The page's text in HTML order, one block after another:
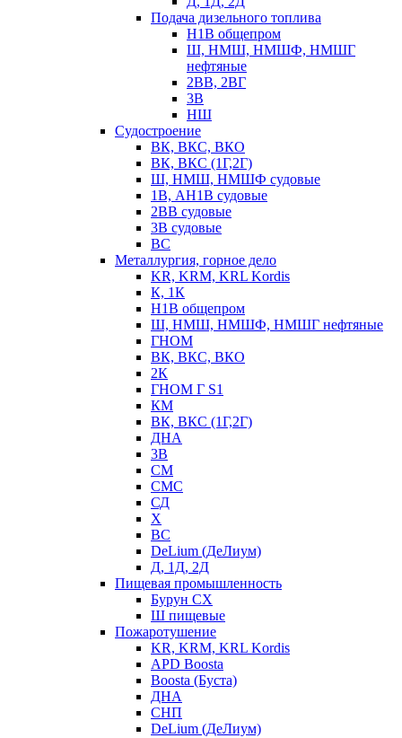
Подача дизельного топлива
Н1В общепром
Ш, НМШ, НМШФ, НМШГ
нефтяные
2ВВ, 2ВГ
3В
НШ
Судостроение
ВК, ВКС, ВКО
ВК, ВКС (1Г,2Г)
Ш, НМШ, НМШФ судовые
1В, АН1В судовые
2ВВ судовые
3В судовые
ВС
Металлургия, горное дело
KR, KRM, KRL Kordis
К, 1К
Н1В общепром
Ш, НМШ, НМШФ, НМШГ нефтяные
ГНОМ
ВК, ВКС, ВКО
2К
ГНОМ Г S1
КМ
ВК, ВКС (1Г,2Г)
ДНА
3В
СМ
СМС
СД
Х
ВС
DeLium (ДеЛиум)
Д, 1Д, 2Д
Пищевая промышленность
Бурун СХ
Ш пищевые
Пожаротушение
KR, KRM, KRL Kordis
APD Boosta
Boosta (Буста)
ДНА
СНП
DeLium (ДеЛиум)